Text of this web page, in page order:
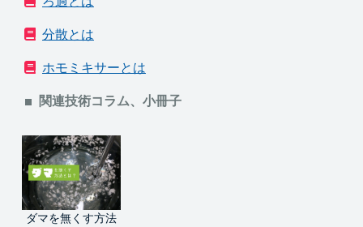
分散とは
ホモミキサーとは
関連技術コラム、小冊子
ダマを無くす方法